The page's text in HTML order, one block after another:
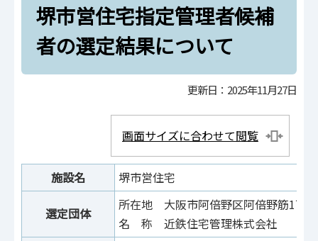
堺市営住宅指定管理者候補者の選定結果につい
て
堺市営住宅指定管理者候補
者の選定結果について
更新日：2025年11月27日
画面サイズに合わせて閲覧
施設名 堺市営住宅
選定団体
所在地 大阪市阿倍野区阿倍野筋1丁
名 称 近鉄住宅管理株式会社